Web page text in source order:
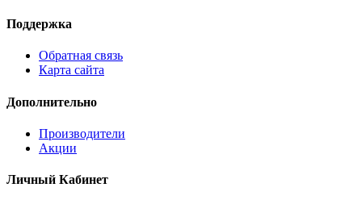
Поддержка
Обратная связь
Карта сайта
Дополнительно
Производители
Акции
Личный Кабинет